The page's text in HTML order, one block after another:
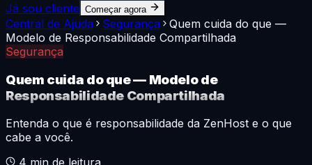
Já sou cliente Começar agora
Central de Ajuda Segurança
Quem cuida do que —
Modelo de Responsabilidade Compartilhada
Segurança
Quem cuida do que — Modelo de
Responsabilidade Compartilhada
Entenda o que é responsabilidade da ZenHost e o que
cabe a você.